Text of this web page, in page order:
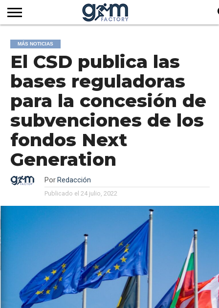
REVISTA
GYM
FACTORY
TV
CLUB
DE
SOCIOS
EMPRESAS
DEL
SECTOR
SERVICIOS
AUDIOVISUALES
MÁS
NOTICIAS
SUSCRIPCIÓN
MÁS NOTICIAS
El CSD publica las
bases reguladoras
para la concesión de
subvenciones de los
fondos Next
Generation
Por Redacción
Publicado el 24 julio, 2022